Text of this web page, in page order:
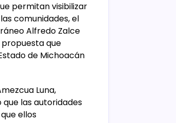
permitan visibilizar
comunidades, el
Alfredo Zalce
propuesta que
de Michoacán
Luna,
las autoridades
ellos